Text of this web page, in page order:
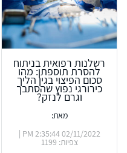
רשלנות רפואית בניתוח
להסרת תוספתן: מהו
סכום הפיצוי בגין הליך
כירורגי נפוץ שהסתבך
וגרם לנזק?
מאת:
02/11/2022 2:35:44 PM |
צפיות: 1199